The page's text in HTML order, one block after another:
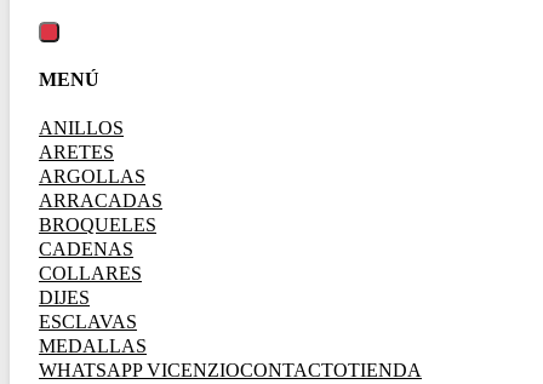
MENÚ
ANILLOS
ARETES
ARGOLLAS
ARRACADAS
BROQUELES
CADENAS
COLLARES
DIJES
ESCLAVAS
MEDALLAS
WHATSAPP VICENZIOCONTACTOTIENDA